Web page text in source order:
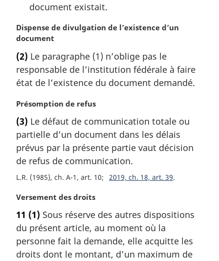
document existait.
N
o
e
m
a
g
n
a
l
e
:
Dispense de divulgation de l’existence d’un
document
(2) Le paragraphe (1) n’oblige pas le
responsable de l’institution fédérale à faire
état de l’existence du document demandé.
N
t
e
m
a
g
n
a
e
:
Présomption de refus
(3) Le défaut de communication totale ou
partielle d’un document dans les délais
prévus par la présente partie vaut décision
de refus de communication.
L.R. (1985), ch. A-1, art. 10 2019, ch. 18, art. 39
N
t
e
m
a
Versement des droits
11 (1) Sous réserve des autres dispositions
du présent article, au moment où la
personne fait la demande, elle acquitte les
droits dont le montant, d’un maximum de